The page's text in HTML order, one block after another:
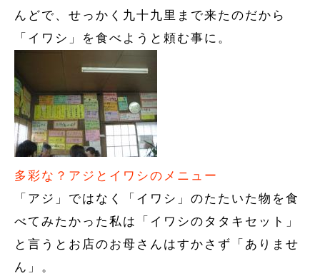
んどで、せっかく九十九里まで来たのだから
「イワシ」を食べようと頼む事に。
多彩な？アジとイワシのメニュー
「アジ」ではなく「イワシ」のたたいた物を食
べてみたかった私は「イワシのタタキセット」
と言うとお店のお母さんはすかさず「ありませ
ん」。